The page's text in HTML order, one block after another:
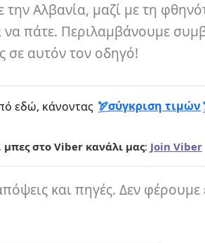
Αλβανία, μαζί με τη
να πάτε. Περιλαμβάνουμε
σε αυτόν τον οδηγό!
εδώ, κάνοντας σύγκριση τιμών
μπες στο Viber κανάλι μας: Join Viber
και πηγές. Δεν